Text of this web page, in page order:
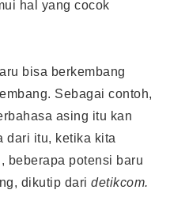
hal yang cocok
bisa berkembang
Sebagai contoh,
asing itu kan
dari itu, ketika kita
beberapa potensi baru
dikutip dari detikcom.